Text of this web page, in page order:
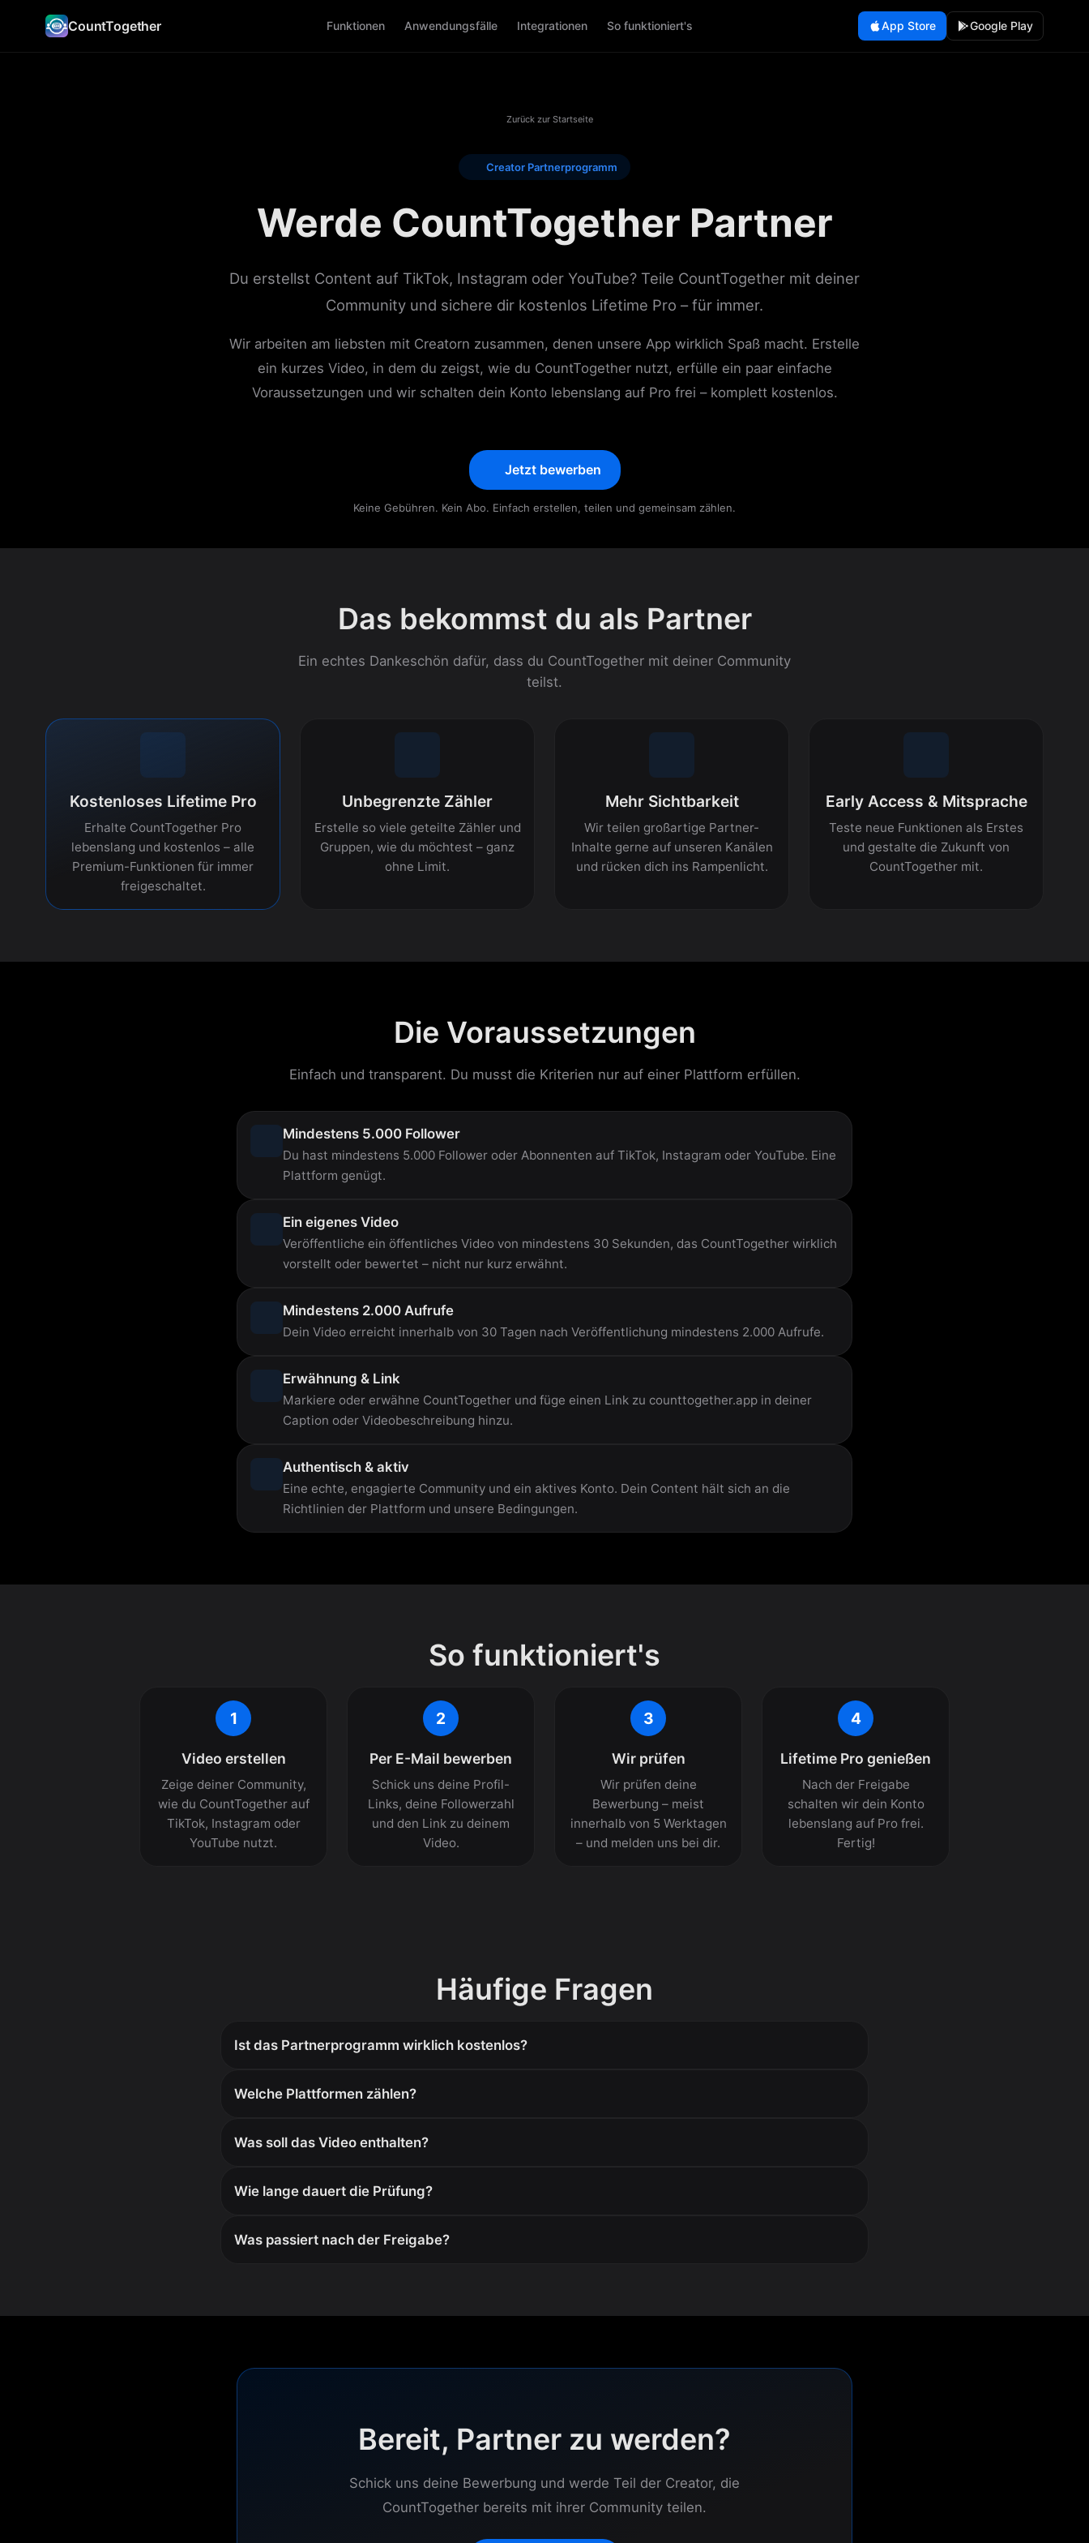
CountTogether Funktionen Anwendungsfälle Integrationen So funktioniert's App Store Google Play
Zurück zur Startseite
Creator Partnerprogramm
Werde CountTogether Partner
Du erstellst Content auf TikTok, Instagram oder YouTube? Teile CountTogether mit deiner
Community und sichere dir kostenlos Lifetime Pro – für immer.
Wir arbeiten am liebsten mit Creatorn zusammen, denen unsere App wirklich Spaß macht. Erstelle
ein kurzes Video, in dem du zeigst, wie du CountTogether nutzt, erfülle ein paar einfache
Voraussetzungen und wir schalten dein Konto lebenslang auf Pro frei – komplett kostenlos.
Jetzt bewerben
Keine Gebühren. Kein Abo. Einfach erstellen, teilen und gemeinsam zählen.
Das bekommst du als Partner
Ein echtes Dankeschön dafür, dass du CountTogether mit deiner Community
teilst.
Kostenloses Lifetime Pro
Erhalte CountTogether Pro
lebenslang und kostenlos – alle
Premium-Funktionen für immer
freigeschaltet.
Unbegrenzte Zähler
Erstelle so viele geteilte Zähler und
Gruppen, wie du möchtest – ganz
ohne Limit.
Mehr Sichtbarkeit
Wir teilen großartige Partner-
Inhalte gerne auf unseren Kanälen
und rücken dich ins Rampenlicht.
Early Access & Mitsprache
Teste neue Funktionen als Erstes
und gestalte die Zukunft von
CountTogether mit.
Die Voraussetzungen
Einfach und transparent. Du musst die Kriterien nur auf einer Plattform erfüllen.
Mindestens 5.000 Follower
Du hast mindestens 5.000 Follower oder Abonnenten auf TikTok, Instagram oder YouTube. Eine
Plattform genügt.
Ein eigenes Video
Veröffentliche ein öffentliches Video von mindestens 30 Sekunden, das CountTogether wirklich
vorstellt oder bewertet – nicht nur kurz erwähnt.
Mindestens 2.000 Aufrufe
Dein Video erreicht innerhalb von 30 Tagen nach Veröffentlichung mindestens 2.000 Aufrufe.
Erwähnung & Link
Markiere oder erwähne CountTogether und füge einen Link zu counttogether.app in deiner
Caption oder Videobeschreibung hinzu.
Authentisch & aktiv
Eine echte, engagierte Community und ein aktives Konto. Dein Content hält sich an die
Richtlinien der Plattform und unsere Bedingungen.
So funktioniert's
1
Video erstellen
Zeige deiner Community,
wie du CountTogether auf
TikTok, Instagram oder
YouTube nutzt.
2
Per E-Mail bewerben
Schick uns deine Profil-
Links, deine Followerzahl
und den Link zu deinem
Video.
3
Wir prüfen
Wir prüfen deine
Bewerbung – meist
innerhalb von 5 Werktagen
– und melden uns bei dir.
4
Lifetime Pro genießen
Nach der Freigabe
schalten wir dein Konto
lebenslang auf Pro frei.
Fertig!
Häufige Fragen
Ist das Partnerprogramm wirklich kostenlos?
Welche Plattformen zählen?
Was soll das Video enthalten?
Wie lange dauert die Prüfung?
Was passiert nach der Freigabe?
Bereit, Partner zu werden?
Schick uns deine Bewerbung und werde Teil der Creator, die
CountTogether bereits mit ihrer Community teilen.